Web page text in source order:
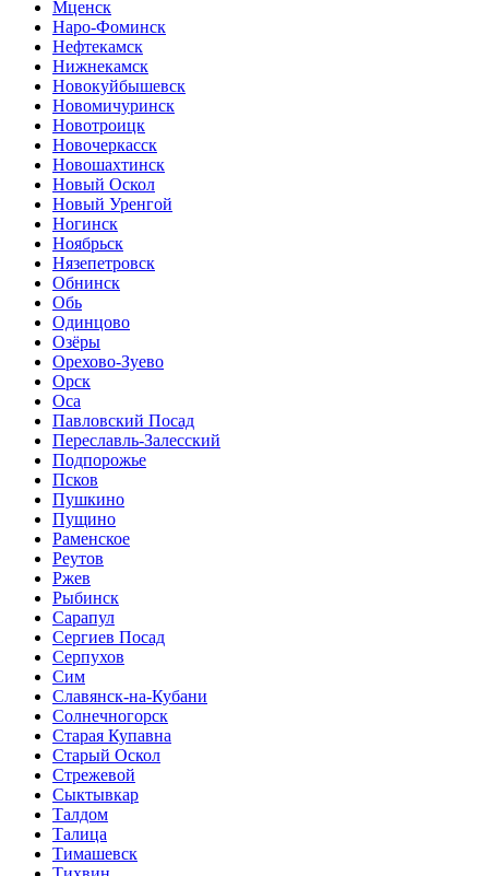
Мценск
Наро-Фоминск
Нефтекамск
Нижнекамск
Новокуйбышевск
Новомичуринск
Новотроицк
Новочеркасск
Новошахтинск
Новый Оскол
Новый Уренгой
Ногинск
Ноябрьск
Нязепетровск
Обнинск
Обь
Одинцово
Озёры
Орехово-Зуево
Орск
Оса
Павловский Посад
Переславль-Залесский
Подпорожье
Псков
Пушкино
Пущино
Раменское
Реутов
Ржев
Рыбинск
Сарапул
Сергиев Посад
Серпухов
Сим
Славянск-на-Кубани
Солнечногорск
Старая Купавна
Старый Оскол
Стрежевой
Сыктывкар
Талдом
Талица
Тимашевск